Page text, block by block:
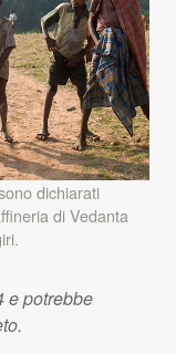
dichiarati
di Vedanta
e potrebbe